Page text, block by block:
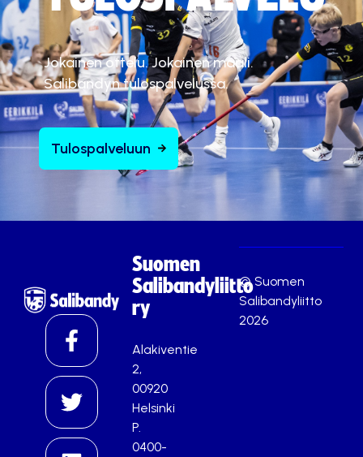
Jokainen ottelu. Jokainen maali.
Salibandyn tulospalvelussa.
Tulospalveluun
Suomen
Salibandyliitto
ry
Alakiventie
2,
00920
Helsinki
P.
0400-
© Suomen
Salibandyliitto
2026